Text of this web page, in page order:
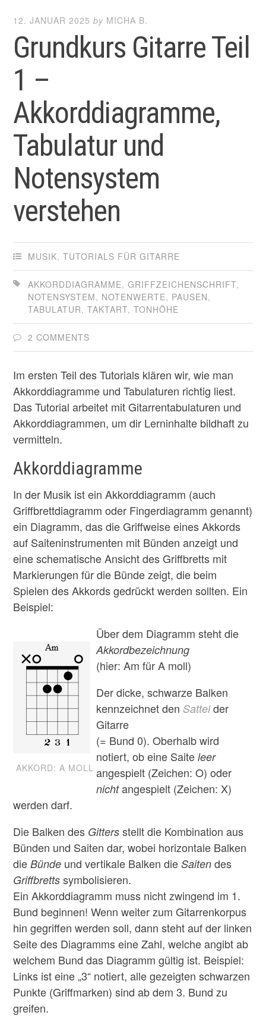
12. JANUAR 2025 by MICHA B.
Grundkurs Gitarre Teil
1 –
Akkorddiagramme,
Tabulatur und
Notensystem
verstehen
MUSIK,TUTORIALS FÜR GITARRE
AKKORDDIAGRAMME,GRIFFZEICHENSCHRIFT,
NOTENSYSTEM, NOTENWERTE, PAUSEN,
TABULATUR,TAKTART,TONHÖHE
2 COMMENTS
Im ersten Teil des Tutorials klären wir, wie man
Akkorddiagramme und Tabulaturen richtig liest.
Das Tutorial arbeitet mit Gitarrentabulaturen und
Akkorddiagrammen, um dir Lerninhalte bildhaft zu
vermitteln.
Akkorddiagramme
In der Musik ist ein Akkorddiagramm (auch
Griffbrettdiagramm oder Fingerdiagramm genannt)
ein Diagramm, das die Griffweise eines Akkords
auf Saiteninstrumenten mit Bünden anzeigt und
eine schematische Ansicht des Griffbretts mit
Markierungen für die Bünde zeigt, die beim
Spielen des Akkords gedrückt werden sollten. Ein
Beispiel:
AKKORD: A MOLL
Über dem Diagramm steht die
Akkordbezeichnung
(hier: Am für A moll)
Der dicke, schwarze Balken
kennzeichnet denSattel der
Gitarre
(= Bund 0). Oberhalb wird
notiert, ob eine Saiteleer
angespielt (Zeichen: O) oder
nichtangespielt (Zeichen: X)
werden darf.
Die Balken des Gitters stellt die Kombination aus
Bünden und Saiten dar, wobei horizontale Balken
dieBünde und vertikale Balken dieSaiten des
Griffbretts symbolisieren.
Ein Akkorddiagramm muss nicht zwingend im 1.
Bund beginnen! Wenn weiter zum Gitarrenkorpus
hin gegriffen werden soll, dann steht auf der linken
Seite des Diagramms eine Zahl, welche angibt ab
welchem Bund das Diagramm gültig ist. Beispiel:
Links ist eine „3“ notiert, alle gezeigten schwarzen
Punkte (Griffmarken) sind ab dem 3. Bund zu
greifen.